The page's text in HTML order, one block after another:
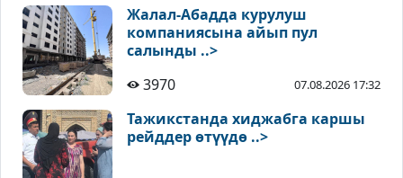
Жалал-Абадда курулуш
компаниясына айып пул
салынды ..>
3970
07.08.2026 17:32
Тажикстанда хиджабга каршы
рейддер өтүүдө ..>